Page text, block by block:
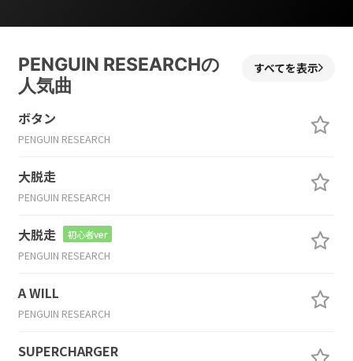
PENGUIN RESEARCHの
人気曲
すべてを表示
ボタン
PENGUIN RESEARCH
大脱走
PENGUIN RESEARCH
大脱走 初心者ver
PENGUIN RESEARCH
A WILL
PENGUIN RESEARCH
SUPERCHARGER